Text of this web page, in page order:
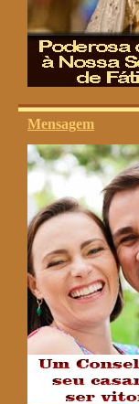
Mensagem